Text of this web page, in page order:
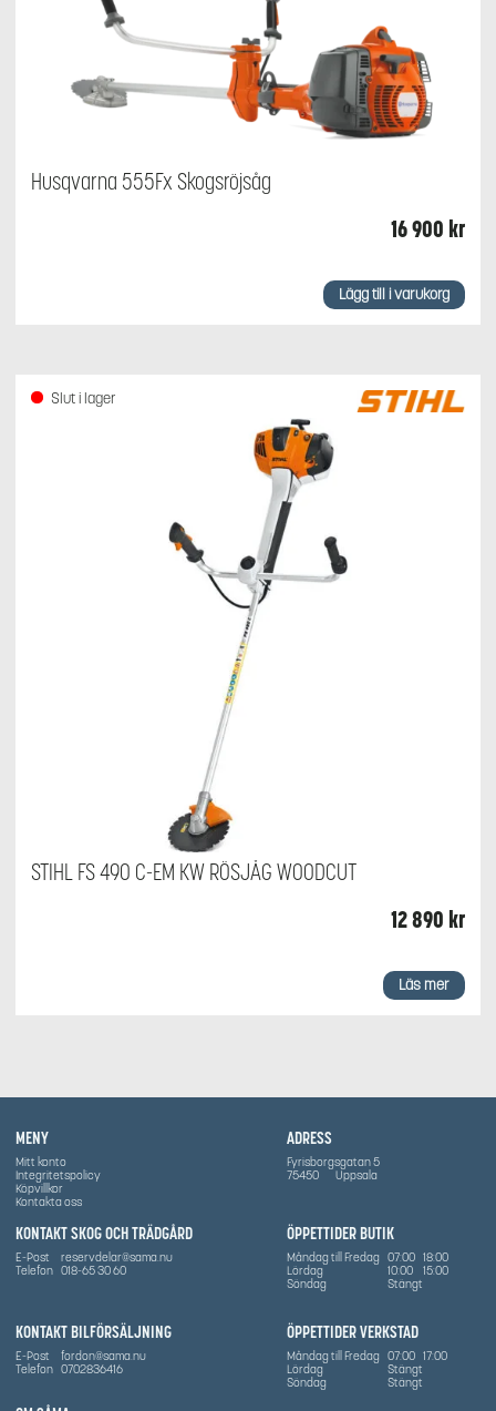
Husqvarna 555Fx Skogsröjsåg
16 900 kr
Lägg till i varukorg
STIHL FS 490 C-EM KW RÖSJÅG WOODCUT
12 890 kr
Slut i lager
Läs mer
MENY
Mitt konto
Integritetspolicy
Köpvillkor
Kontakta oss
ÖPPETTIDER BUTIK
Måndag till Fredag 07:00 18:00
Lördag
10:00
15:00
Söndag
Stängt
ÖPPETTIDER VERKSTAD
Måndag till Fredag 07:00 17:00
Lördag
Stängt
Söndag
Stängt
ADRESS
Fyrisborgsgatan 5
75450
Uppsala
KONTAKT SKOG OCH TRÄDGÅRD
E-Post
reservdelar@sama.nu
Telefon 018-65 30 60
KONTAKT BILFÖRSÄLJNING
E-Post
fordon@sama.nu
Telefon 0702836416